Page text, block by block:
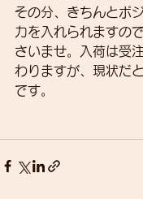
その分、きちんとポ
力を入れられますの
さいませ。入荷は受
わりますが、現状だ
です。